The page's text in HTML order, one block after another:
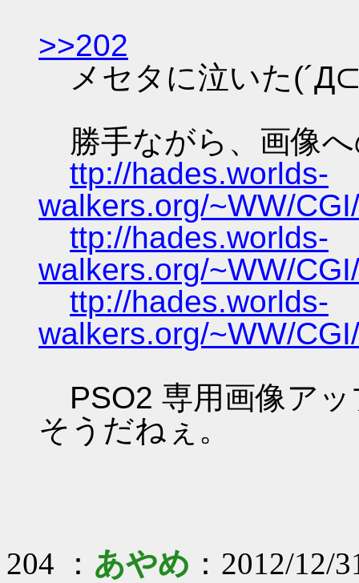
>>202
メセタに泣いた
勝手ながら、画像
ttp://hades.worlds-
walkers.org/~WW/
ttp://hades.worlds-
walkers.org/~WW/
ttp://hades.worlds-
walkers.org/~WW/
PSO2 専用画像アッ
そうだねぇ。
204 ： あやめ ：2012/12/